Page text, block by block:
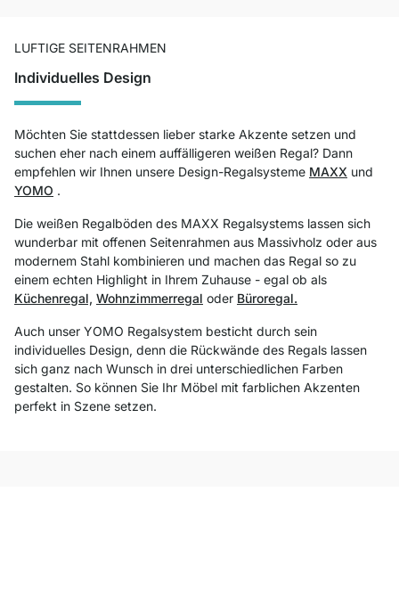
LUFTIGE SEITENRAHMEN
Individuelles Design
Möchten Sie stattdessen lieber starke Akzente setzen und
suchen eher nach einem auffälligeren weißen Regal? Dann
empfehlen wir Ihnen unsere Design-Regalsysteme MAXX und
YOMO .
Die weißen Regalböden des MAXX Regalsystems lassen sich
wunderbar mit offenen Seitenrahmen aus Massivholz oder aus
modernem Stahl kombinieren und machen das Regal so zu
einem echten Highlight in Ihrem Zuhause - egal ob als
Küchenregal, Wohnzimmerregal oder Büroregal.
Auch unser YOMO Regalsystem besticht durch sein
individuelles Design, denn die Rückwände des Regals lassen
sich ganz nach Wunsch in drei unterschiedlichen Farben
gestalten. So können Sie Ihr Möbel mit farblichen Akzenten
perfekt in Szene setzen.